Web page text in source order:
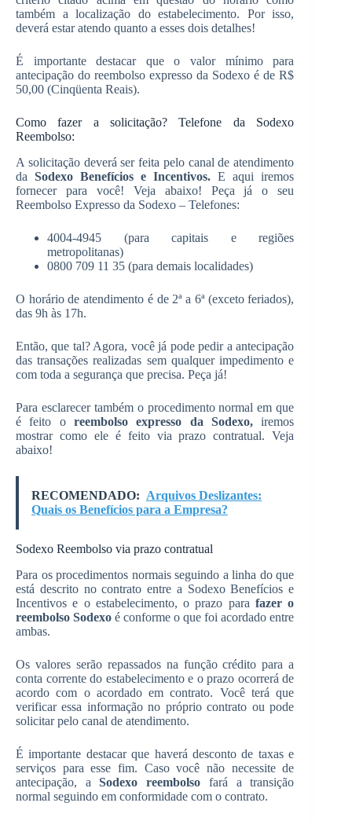
também a localização do estabelecimento. Por isso,
deverá estar atendo quanto a esses dois detalhes!
É importante destacar que o valor mínimo para
antecipação do reembolso expresso da Sodexo é de R$
50,00 (Cinqüenta Reais).
Como fazer a solicitação? Telefone da Sodexo
Reembolso:
A solicitação deverá ser feita pelo canal de atendimento
daSodexo Benefícios e Incentivos. E aqui iremos
fornecer para você! Veja abaixo! Peça já o seu
Reembolso Expresso da Sodexo – Telefones:
4004-4945 (para capitais e regiões
metropolitanas)
0800 709 11 35 (para demais localidades)
O horário de atendimento é de 2ª a 6ª (exceto feriados),
das 9h às 17h.
Então, que tal? Agora, você já pode pedir a antecipação
das transações realizadas sem qualquer impedimento e
com toda a segurança que precisa. Peça já!
Para esclarecer também o procedimento normal em que
é feito o reembolso expresso da Sodexo,iremos
mostrar como ele é feito via prazo contratual. Veja
abaixo!
RECOMENDADO: Arquivos Deslizantes:
Quais os Benefícios para a Empresa?
Sodexo Reembolso via prazo contratual
Para os procedimentos normais seguindo a linha do que
está descrito no contrato entre a Sodexo Benefícios e
Incentivos e o estabelecimento, o prazo para fazer o
reembolso Sodexo é conforme o que foi acordado entre
ambas.
Os valores serão repassados na função crédito para a
conta corrente do estabelecimento e o prazo ocorrerá de
acordo com o acordado em contrato. Você terá que
verificar essa informação no próprio contrato ou pode
solicitar pelo canal de atendimento.
É importante destacar que haverá desconto de taxas e
serviços para esse fim. Caso você não necessite de
antecipação, aSodexo reembolso fará a transição
normal seguindo em conformidade com o contrato.